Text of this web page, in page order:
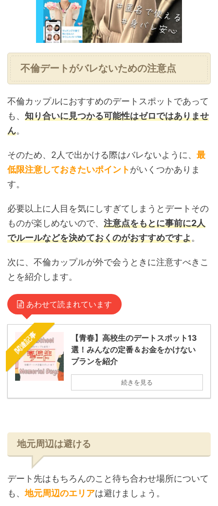
不倫デートがバレないための注意点
不倫カップルにおすすめのデートスポットであって
も、 知り合いに見つかる可能性はゼロではありませ
ん。
そのため、2人で出かける際はバレないように、 最
低限注意しておきたいポイントがいくつかありま
す。
必要以上に人目を気にしすぎてしまうとデートその
ものが楽しめないので、 注意点をもとに事前に2人
でルールなどを決めておくのがおすすめですよ。
次に、不倫カップルが外で会うときに注意すべきこ
とを紹介します。
あわせて読まれています
関連記事
【青春】高校生のデートスポット13
選！みんなの定番＆お金をかけない
プランを紹介
続きを見る
地元周辺は避ける
デート先はもちろんのこと待ち合わせ場所について
も、地元周辺のエリアは避けましょう。